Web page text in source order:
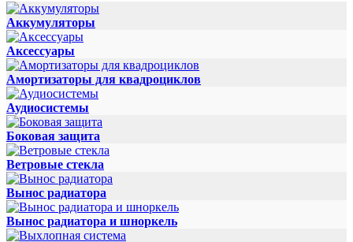
Аккумуляторы
Аксессуары
Амортизаторы для квадроциклов
Аудиосистемы
Боковая защита
Ветровые стекла
Вынос радиатора
Вынос радиатора и шноркель